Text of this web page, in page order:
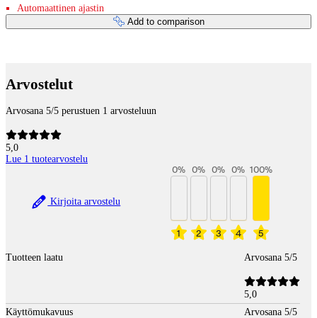
Automaattinen ajastin
Add to comparison
Arvostelut
Arvosana 5/5 perustuen 1 arvosteluun
5,0
Lue 1 tuotearvostelu
Kirjoita arvostelu
1
0%
2
0%
3
0%
4
0%
5
100%
Tuotteen laatu Arvosana 5/5
5,0
Käyttömukavuus
Arvosana 5/5